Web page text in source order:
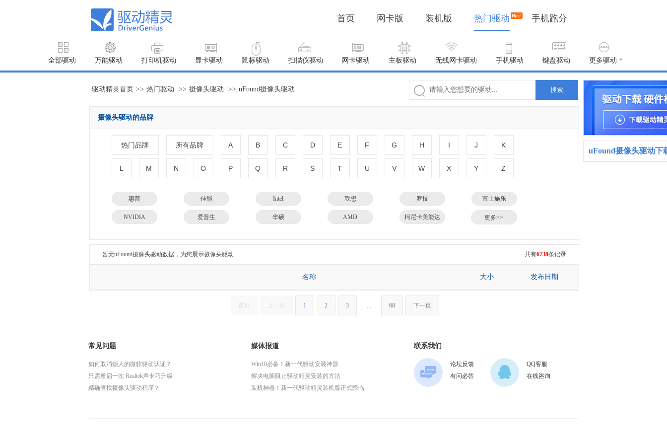
首页 网卡版 装机版 热门驱动 手机跑分
全部驱动 万能驱动 打印机驱动 显卡驱动 鼠标驱动 扫描仪驱动 网卡驱动 主板驱动 无线网卡驱动 手机驱动 键盘驱动 更多驱动
驱动精灵首页 >> 热门驱动 >> 摄像头驱动 >> uFound摄像头驱动 搜索
摄像头驱动的品牌
热门品牌 所有品牌 A B C D E F G H I J K
L M N O P Q R S T U V W X Y Z
惠普 佳能 Intel 联想 罗技 富士施乐
NVIDIA 爱普生 华硕 AMD 柯尼卡美能达 小米
得力 瑞昱
更多>>
暂无uFound摄像头驱动数据，为您展示摄像头驱动 共有6738条记录
名称 大小 发布日期
首页 上一页 1 2 3 ... 68 下一页
uFound摄像头驱动下
常见问题
如何取消烦人的微软驱动认证？
只需重启一次 Realtek声卡巧升级
精确查找摄像头驱动程序？
媒体报道
Win10必备！新一代驱动安装神器
解决电脑阻止驱动精灵安装的方法
装机神器！新一代驱动精灵装机版正式降临
联系我们
论坛反馈
有问必答
QQ客服
在线咨询